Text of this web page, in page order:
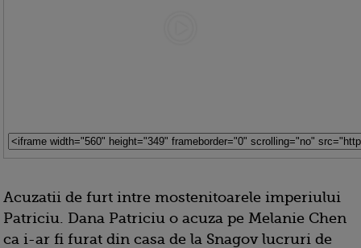
Acuzatii de furt intre mostenitoarele imperiului
Patriciu. Dana Patriciu o acuza pe Melanie Chen
ca i-ar fi furat din casa de la Snagov lucruri de